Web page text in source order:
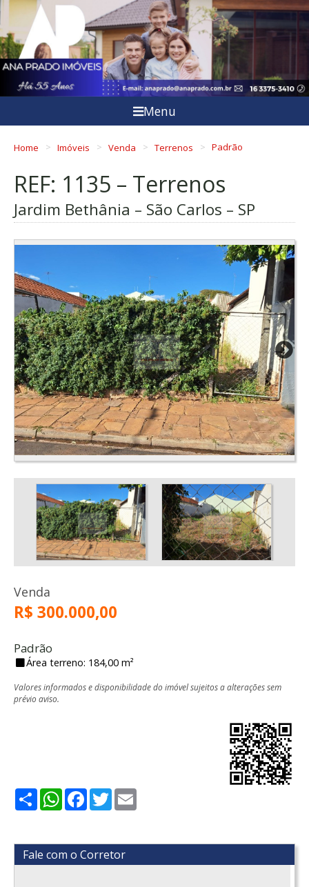
Menu
Home Imóveis Venda Terrenos Padrão
REF: 1135 – Terrenos
Jardim Bethânia – São Carlos – SP
Venda
R$ 300.000,00
Padrão
Área terreno: 184,00 m²
Valores informados e disponibilidade do imóvel sujeitos a alterações sem
prévio aviso.
ShareWhatsApp
Facebook
Twitter
Fale com o Corretor